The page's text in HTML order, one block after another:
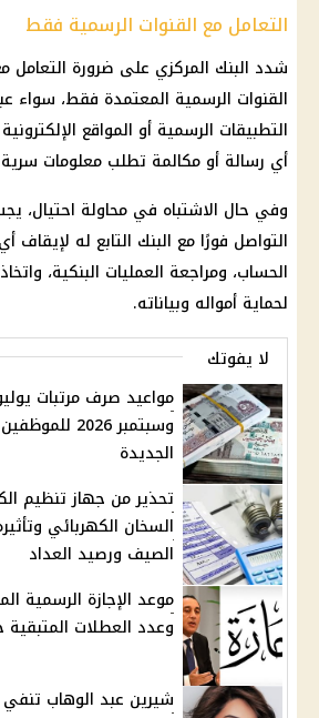
التعامل مع القنوات الرسمية فقط
شدد البنك المركزي على ضرورة التعامل
القنوات الرسمية المعتمدة فقط، سواء
التطبيقات الرسمية أو المواقع
أي رسالة أو مكالمة تطلب معلومات
وفي حال الاشتباه في محاولة احتيال،
التواصل فورًا مع البنك التابع له
الحساب، ومراجعة العمليات البنكية،
لحماية أمواله وبياناته.
لا يفوتك
مواعيد صرف مرتبات
وسبتمبر 2026
الجديدة
تحذير من جهاز تنظيم
السخان الكهربائي
الصيف ورصيد العداد
موعد الإجازة الرسمية
وعدد العطلات المتبقية
شيرين عبد الوهاب